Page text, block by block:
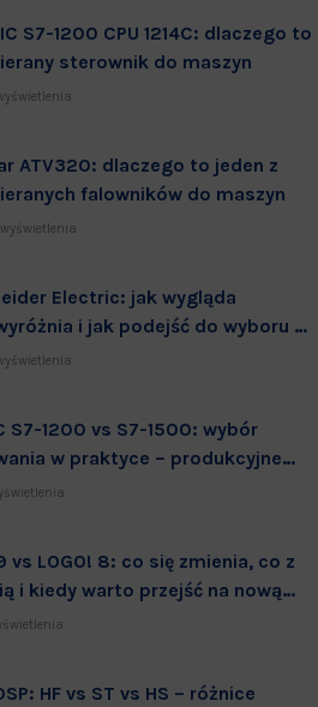
S7-1200 CPU 1214C: dlaczego to
sterownik do maszyn
ATV320: dlaczego to jeden z
falowników do maszyn
wyświetlenia
Electric: jak wygląda
i jak podejść do wyboru w
S7-1200 vs S7-1500: wybór
w praktyce – produkcyjne
vs LOGO! 8: co się zmienia, co z
i kiedy warto przejść na nową
HF vs ST vs HS – różnice